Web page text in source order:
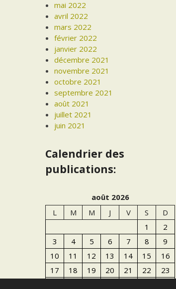
mai 2022
avril 2022
mars 2022
février 2022
janvier 2022
décembre 2021
novembre 2021
octobre 2021
septembre 2021
août 2021
juillet 2021
juin 2021
Calendrier des
publications:
août 2026
L
M M J V S
D
1
2
3
4 5 6 7 8
9
10
11 12 13 14 15
16
17
18 19 20 21 22
23